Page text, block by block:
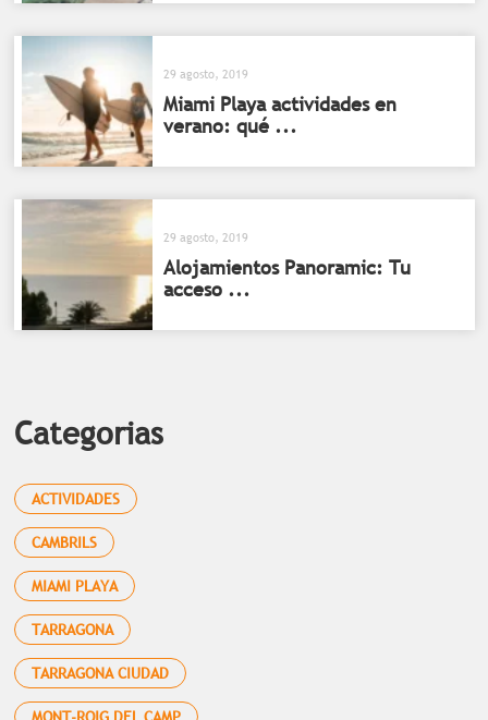
29 agosto, 2019
Miami Playa actividades en
verano: qué ...
29 agosto, 2019
Alojamientos Panoramic: Tu
acceso ...
Categorias
ACTIVIDADES
CAMBRILS
MIAMI PLAYA
TARRAGONA
TARRAGONA CIUDAD